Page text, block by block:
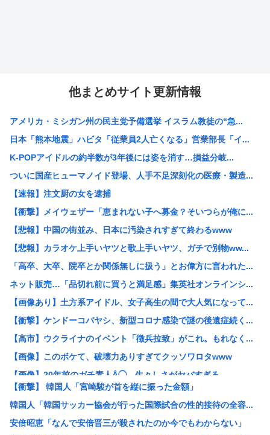
他まとめサイト更新情報
アメリカ・ミシガン州の民主党予備選挙 イスラム教徒の“急...
日本「熊本地震」ハビタ「従業員2人亡くなる」営業部長「イ...
K-POPアイドルの約半数が3年後には姿を消す…損益分岐...
ついに国産ヒューマノイド登場、人手不足深刻化の医療・製造...
【速報】注文厨の女を逮捕
【衝撃】メイウェザー「恵まれない子へ募金？そいつらが俺に...
【悲報】中国の街並み、日本に汚染されすぎて終わるwww
【悲報】カラオケ上手いヤツと歌上手いヤツ、ガチで別物ww...
「高卒、大卒、院卒とか関係無しに扱う」とお偉方に言われた...
ネット販売…「品切れ前に買うと満足感」集英社オンラインシ...
【画像あり】土方系アイドル、女子高生の間で大人気になって...
【衝撃】ケンドーコバヤシ、新型コロナ感染で謎の後遺症続く...
【高市】ウクライナのイベント「徴兵拉致」がこれ。もれなく...
【画像】このボケて、破壊力ありすぎてクッソワロタwww
【画像】20年前のガチ素人Å◯、生々しさがヤバすぎる
東海汽船の当直が飲酒ｗｗｗやっちまったなｗｗｗ事業停止ま...
早朝「ピンポーン」田舎の38歳おっさん「はい」警察「お前...
すまん、「プライベート・ライアン」とかいう大昔の戦争映画...
【衝撃】 韓国人「宮崎駿が首を縦に振った金額」
韓国人「韓国サッカー協会が行った国際試合の性的接待の全容...
安倍昭恵「なんで安倍晋三が殺されたのか今でもわからない」